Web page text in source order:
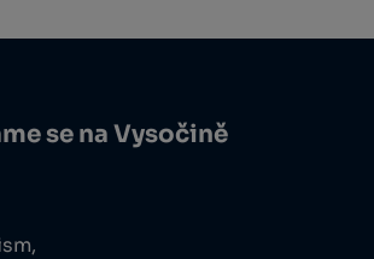
se na Vysočině